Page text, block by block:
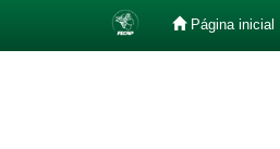
Página inicial